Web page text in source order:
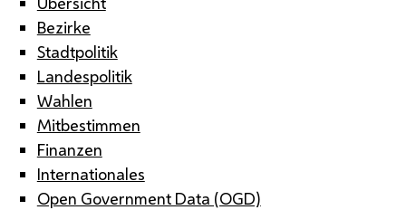
Bezirke
Stadtpolitik
Landespolitik
Wahlen
Mitbestimmen
Finanzen
Internationales
Open Government Data (OGD)